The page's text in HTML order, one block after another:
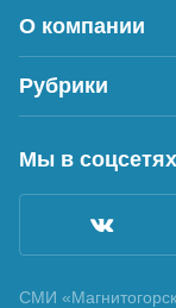
О компании
Рубрики
Мы в соцсетях
СМИ